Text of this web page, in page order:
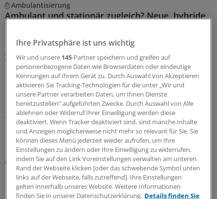
Ambulantisierung
Ambulant und stationär zugleich? Neue, hybride
Versorgungsmodelle etablieren sich zwischen
Praxis und Klinik
Ambulantisierung, Hybrid-DRG und sektorübergreifende
Versorgungseinrichtungen: Die Reformen der Ampel-
Koalition kommen in der Realität an. Für Fachärzte und
Kliniken ergeben sich neue Felder der Konkurrenz und
der Kooperation.
Kooperation|In Kooperation mit:der Deutschen Apotheker- und
Ärztebank (apoBank)
07.07.2026
Ambulantisierung
Dermatologie-MVZ und Regionale
Gesundheitszentren – Blaupausen für die
ambulante Versorgung?
Ihre Privatsphäre ist uns wichtig
Wir und unsere 145-Partner speichern und greifen auf
personenbezogene Daten wie Browserdaten oder eindeutige
Kennungen auf Ihrem Gerät zu. Durch Auswahl von Akzeptieren
aktivieren Sie Tracking-Technologien für die unter „Wir und
unsere Partner verarbeiten Daten, um Ihnen Dienste
bereitzustellen“ aufgeführten Zwecke. Durch Auswahl von Alle
ablehnen oder Widerruf Ihrer Einwilligung werden diese
deaktiviert. Wenn Tracker deaktiviert sind, sind manche Inhalte
und Anzeigen möglicherweise nicht mehr so relevant für Sie. Sie
können dieses Menü jederzeit wieder aufrufen, um Ihre
Einstellungen zu ändern oder Ihre Einwilligung zu widerrufen,
indem Sie auf den Link Voreinstellungen verwalten am unteren
Rand der Webseite klicken [oder das schwebende Symbol unten
links auf der Webseite, falls zutreffend]. Ihre Einstellungen
gelten innerhalb unseres Website. Weitere Informationen
finden Sie in unserer Datenschutzerklärung. Details finden Sie